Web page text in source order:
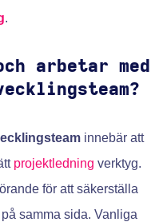
.
arbetar med
innebär att
projektledning verktyg.
för att säkerställa
samma sida. Vanliga